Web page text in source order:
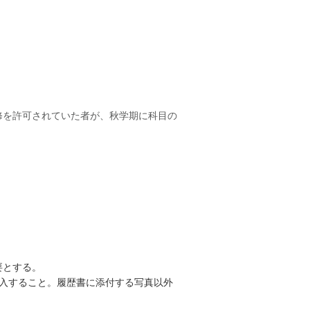
許可されていた者が、秋学期に科目の
する。
すること。履歴書に添付する写真以外